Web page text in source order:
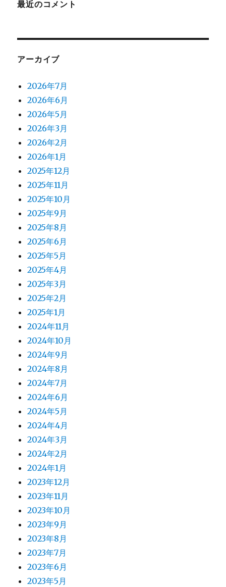
最近のコメント
アーカイブ
2026年7月
2026年6月
2026年5月
2026年3月
2026年2月
2026年1月
2025年12月
2025年11月
2025年10月
2025年9月
2025年8月
2025年6月
2025年5月
2025年4月
2025年3月
2025年2月
2025年1月
2024年11月
2024年10月
2024年9月
2024年8月
2024年7月
2024年6月
2024年5月
2024年4月
2024年3月
2024年2月
2024年1月
2023年12月
2023年11月
2023年10月
2023年9月
2023年8月
2023年7月
2023年6月
2023年5月